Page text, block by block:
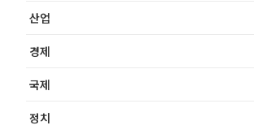
산업
경제
국제
정치